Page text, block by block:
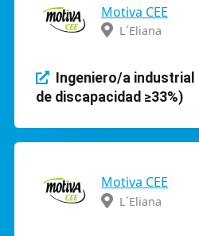
Motiva CEE
L´Eliana
Ingeniero/a
de discapacidad ≥33%)
Motiva CEE
L´Eliana